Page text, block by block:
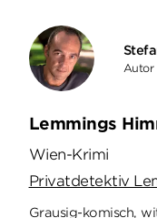
Autor
Lemmings
Wien-Krimi
Privatdetektiv
Grausig-komisch,